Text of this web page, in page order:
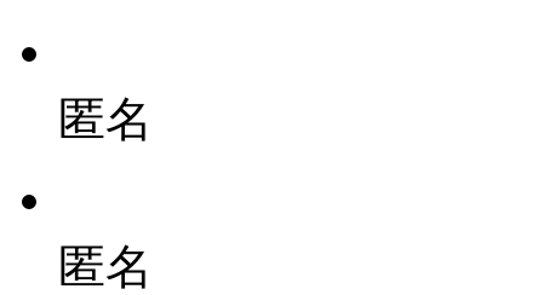
匿名
匿名